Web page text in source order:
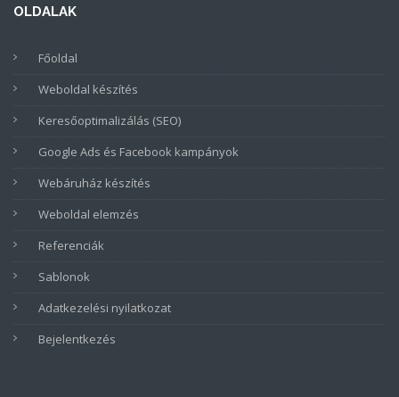
OLDALAK
Főoldal
Weboldal készítés
Keresőoptimalizálás (SEO)
Google Ads és Facebook kampányok
Webáruház készítés
Weboldal elemzés
Referenciák
Sablonok
Adatkezelési nyilatkozat
Bejelentkezés